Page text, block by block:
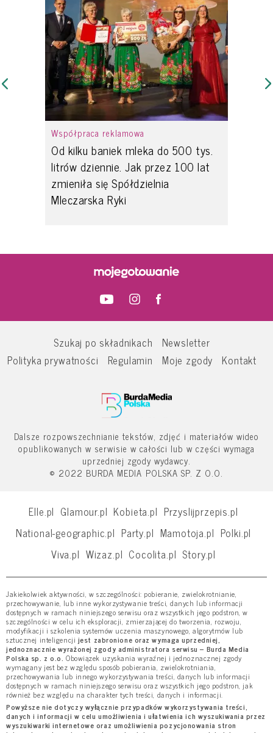
Współpraca reklamowa
Od kilku baniek mleka do 500 tys.
litrów dziennie. Jak przez 100 lat
zmieniła się Spółdzielnia
Mleczarska Ryki
Szukaj po składnikach
Newsletter
Polityka prywatności
Regulamin Moje zgody Kontakt
Dalsze rozpowszechnianie tekstów, zdjęć i materiałów wideo
opublikowanych w serwisie w całości lub w części wymaga
uprzedniej zgody wydawcy.
© 2022 BURDA MEDIA POLSKA SP. Z O.O.
Elle.pl Glamour.pl Kobieta.pl Przyslijprzepis.pl
National-geographic.pl Party.pl Mamotoja.pl Polki.pl
Viva.pl Wizaz.pl Cocolita.pl Story.pl
Jakiekolwiek aktywności, w szczególności: pobieranie, zwielokrotnianie,
przechowywanie, lub inne wykorzystywanie treści, danych lub informacji
dostępnych w ramach niniejszego serwisu oraz wszystkich jego podstron, w
szczególności w celu ich eksploracji, zmierzającej do tworzenia, rozwoju,
modyfikacji i szkolenia systemów uczenia maszynowego, algorytmów lub
sztucznej inteligencji jest zabronione oraz wymaga uprzedniej,
jednoznacznie wyrażonej zgody administratora serwisu – Burda Media
Polska sp. z o.o. Obowiązek uzyskania wyraźnej i jednoznacznej zgody
wymagany jest bez względu sposób pobierania, zwielokrotniania,
przechowywania lub innego wykorzystywania treści, danych lub informacji
dostępnych w ramach niniejszego serwisu oraz wszystkich jego podstron, jak
również bez względu na charakter tych treści, danych i informacji.
Powyższe nie dotyczy wyłącznie przypadków wykorzystywania treści,
danych i informacji w celu umożliwienia i ułatwienia ich wyszukiwania przez
wyszukiwarki internetowe oraz umożliwienia pozycjonowania stron